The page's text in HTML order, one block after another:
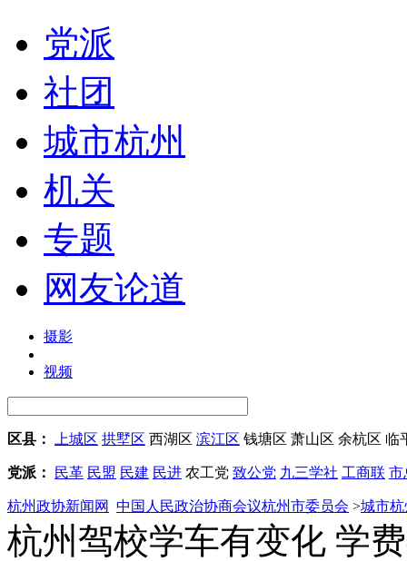
党派
社团
城市杭州
机关
专题
网友论道
摄影
视频
区县： 上城区 拱墅区 西湖区 滨江区 钱塘区 萧山区 余杭区 临
党派： 民革 民盟 民建 民进 农工党 致公党 九三学社 工商联 市
杭州政协新闻网 中国人民政治协商会议杭州市委员会 >城市杭
杭州驾校学车有变化 学